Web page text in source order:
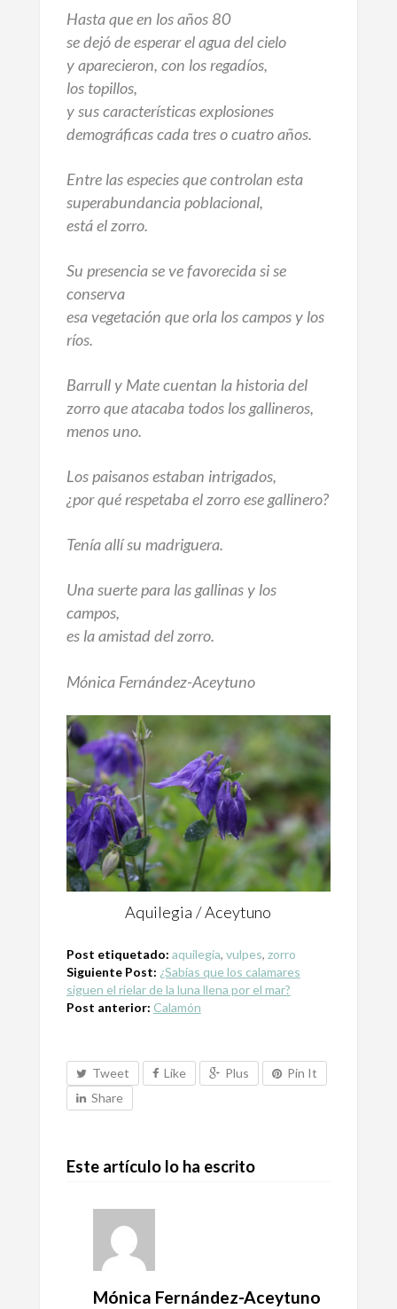
Hasta que en los años 80
se dejó de esperar el agua del cielo
y aparecieron, con los regadíos,
los topillos,
y sus características explosiones
demográficas cada tres o cuatro años.
Entre las especies que controlan esta
superabundancia poblacional,
está el zorro.
Su presencia se ve favorecida si se
conserva
esa vegetación que orla los campos y los
ríos.
Barrull y Mate cuentan la historia del
zorro que atacaba todos los gallineros,
menos uno.
Los paisanos estaban intrigados,
¿por qué respetaba el zorro ese gallinero?
Tenía allí su madriguera.
Una suerte para las gallinas y los
campos,
es la amistad del zorro.
Mónica Fernández-Aceytuno
Aquilegia / Aceytuno
Post etiquetado: aquilegia, vulpes, zorro
Siguiente Post: ¿Sabías que los calamares
siguen el rielar de la luna llena por el mar?
Post anterior: Calamón
Tweet Like Plus
Pin It
Share
Este artículo lo ha escrito
Mónica Fernández-Aceytuno